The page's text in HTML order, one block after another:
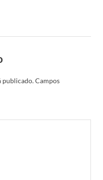
publicado.Campos